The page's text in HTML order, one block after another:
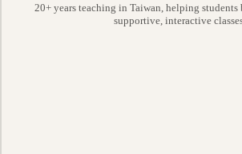
20+ years teaching in Taiwan, helping
supportive, interactive